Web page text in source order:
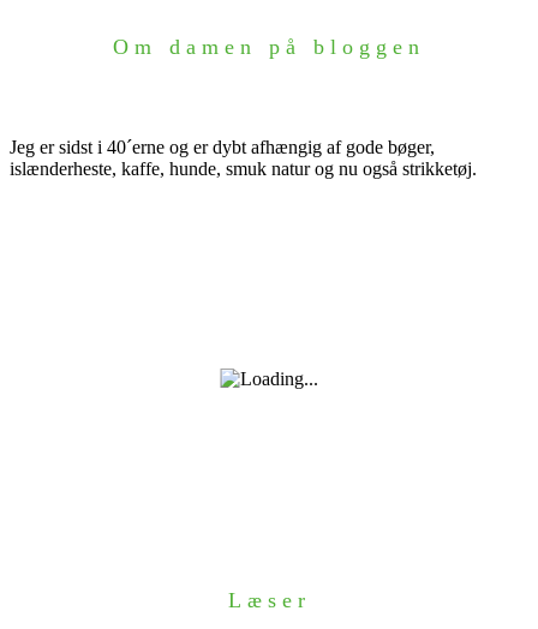
Om damen på bloggen
Jeg er sidst i 40´erne og er dybt afhængig af gode bøger,
islænderheste, kaffe, hunde, smuk natur og nu også strikketøj.
Læser